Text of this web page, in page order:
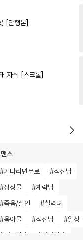
[단행본]
자석 [스크롤]
맨스
#기다리면무료 #직진남
#성장물 #계략남
#죽음/살인 #철벽녀
#육아물 #직진남 #일상
#애증관계 #삼각관계